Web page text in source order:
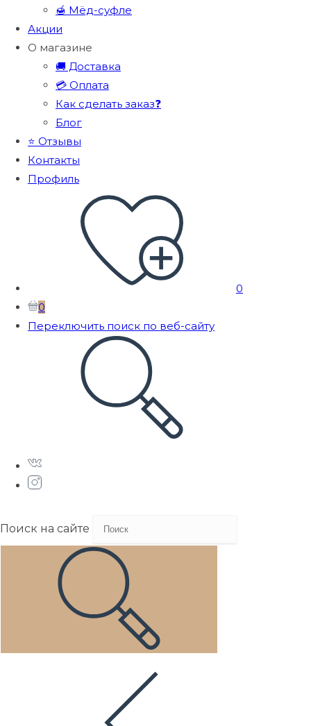
🍯 Мёд-суфле
Акции
О магазине
🚚 Доставка
💳 Оплата
Как сделать заказ❓
Блог
⭐ Отзывы
Контакты
Профиль
0
0
Переключить поиск по веб-сайту
Поиск на сайте